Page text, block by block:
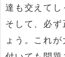
達も交えてし
そして、必
ょう。これ